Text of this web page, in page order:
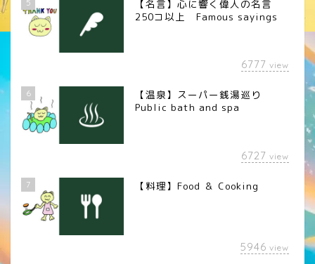
5
【名言】心に響く偉人の名言
250コ以上 Famous sayings
6777 view
6
【温泉】スーパー銭湯巡り
Public bath and spa
6727 view
7 【料理】Food ＆ Cooking
5946 view